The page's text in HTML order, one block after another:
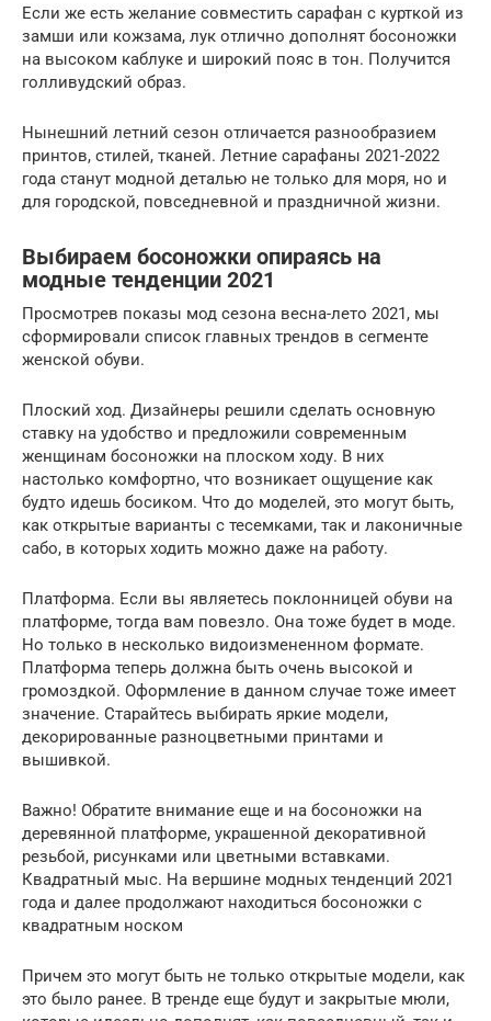
Если же есть желание совместить сарафан с курткой из
замши или кожзама, лук отлично дополнят босоножки
на высоком каблуке и широкий пояс в тон. Получится
голливудский образ.
Нынешний летний сезон отличается разнообразием
принтов, стилей, тканей. Летние сарафаны 2021-2022
года станут модной деталью не только для моря, но и
для городской, повседневной и праздничной жизни.
Выбираем босоножки опираясь на
модные тенденции 2021
Просмотрев показы мод сезона весна-лето 2021, мы
сформировали список главных трендов в сегменте
женской обуви.
Плоский ход. Дизайнеры решили сделать основную
ставку на удобство и предложили современным
женщинам босоножки на плоском ходу. В них
настолько комфортно, что возникает ощущение как
будто идешь босиком. Что до моделей, это могут быть,
как открытые варианты с тесемками, так и лаконичные
сабо, в которых ходить можно даже на работу.
Платформа. Если вы являетесь поклонницей обуви на
платформе, тогда вам повезло. Она тоже будет в моде.
Но только в несколько видоизмененном формате.
Платформа теперь должна быть очень высокой и
громоздкой. Оформление в данном случае тоже имеет
значение. Старайтесь выбирать яркие модели,
декорированные разноцветными принтами и
вышивкой.
Важно! Обратите внимание еще и на босоножки на
деревянной платформе, украшенной декоративной
резьбой, рисунками или цветными вставками.
Квадратный мыс. На вершине модных тенденций 2021
года и далее продолжают находиться босоножки с
квадратным носком
Причем это могут быть не только открытые модели, как
это было ранее. В тренде еще будут и закрытые мюли,